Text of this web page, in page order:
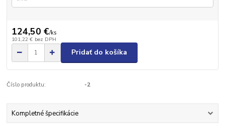
124,50 €/ks
101,22 € bez DPH
Pridať do košíka
Číslo produktu: -2
Kompletné špecifikácie